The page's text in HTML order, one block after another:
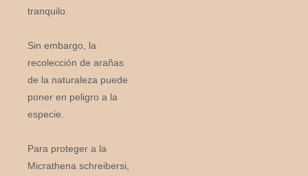
tranquilo.
Sin embargo, la
recolección de arañas
de la naturaleza puede
poner en peligro a la
especie.
Para proteger a la
Micrathena schreibersi,